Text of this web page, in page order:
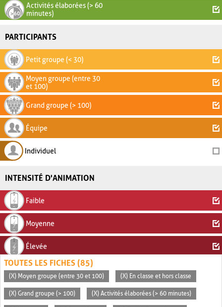
Activités élaborées (> 60
minutes)
PARTICIPANTS
Petit groupe (< 30)
Moyen groupe (entre 30
et 100)
Grand groupe (> 100)
Équipe
Individuel
INTENSITÉ D'ANIMATION
Faible
Moyenne
Élevée
TOUTES LES FICHES (85)
(X) Moyen groupe (entre 30 et 100) (X) En classe et hors classe
(X) Grand groupe (> 100) (X) Activités élaborées (> 60 minutes)